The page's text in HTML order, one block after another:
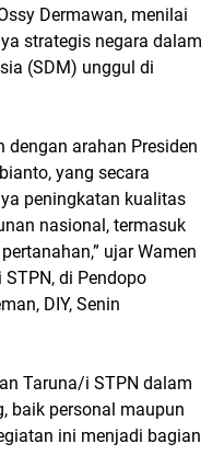
Dermawan, menilai
strategis negara dalam
(SDM) unggul di
dengan arahan Presiden
yang secara
peningkatan kualitas
nasional, termasuk
ujar Wamen
di Pendopo
DIY, Senin
Taruna/i STPN dalam
baik personal maupun
ini menjadi bagian